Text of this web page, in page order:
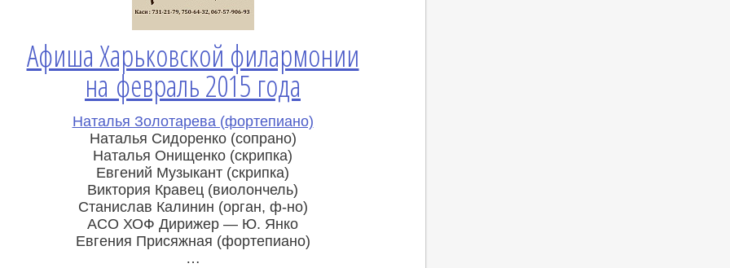
Афиша Харьковской филармонии
на февраль 2015 года
Наталья Золотарева (фортепиано)
Наталья Сидоренко (сопрано)
Наталья Онищенко (скрипка)
Евгений Музыкант (скрипка)
Виктория Кравец (виолончель)
Станислав Калинин (орган, ф-но)
АСО ХОФ Дирижер — Ю. Янко
Евгения Присяжная (фортепиано)
…